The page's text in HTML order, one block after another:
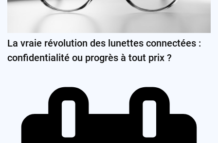
La vraie révolution des lunettes connectées :
confidentialité ou progrès à tout prix ?